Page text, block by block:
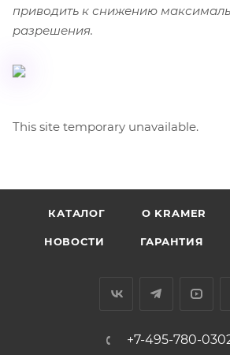
приводить к снижению
разрешения.
This site temporary unavailable.
КАТАЛОГ O KRAMER
НОВОСТИ ГАРАНТИЯ
+7-495-780-